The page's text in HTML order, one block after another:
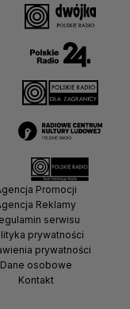
Promocji
Reklamy
serwisu
prywatności
prywatności
Dane osobowe
Kontakt